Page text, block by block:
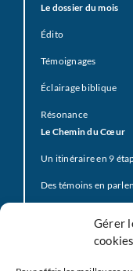
Gérer
cookies
Le dossier du mois
Édito
Témoignages
Éclairage biblique
Résonance
Le Chemin du Cœur
Un itinéraire en 9
Des témoins en
La Vidéo du Pape